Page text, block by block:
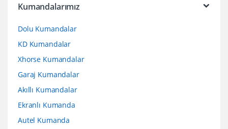
Kumandalarımız
Dolu Kumandalar
KD Kumandalar
Xhorse Kumandalar
Garaj Kumandalar
Akıllı Kumandalar
Ekranlı Kumanda
Autel Kumanda